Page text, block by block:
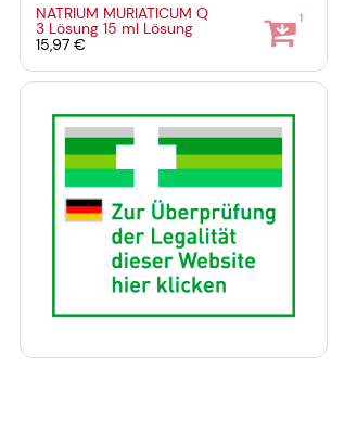
NATRIUM MURIATICUM Q
3 Lösung15 ml Lösung
15,97 €
1